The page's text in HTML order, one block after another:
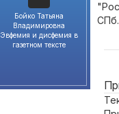
Бойко Татьяна
Владимировна
Эвфемия и дисфемия в
газетном тексте